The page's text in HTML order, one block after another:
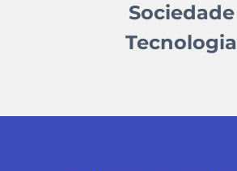
Sociedade
Tecnologia